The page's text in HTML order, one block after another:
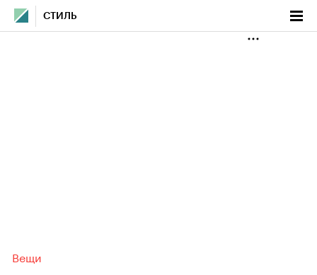
СТИЛЬ
Вещи